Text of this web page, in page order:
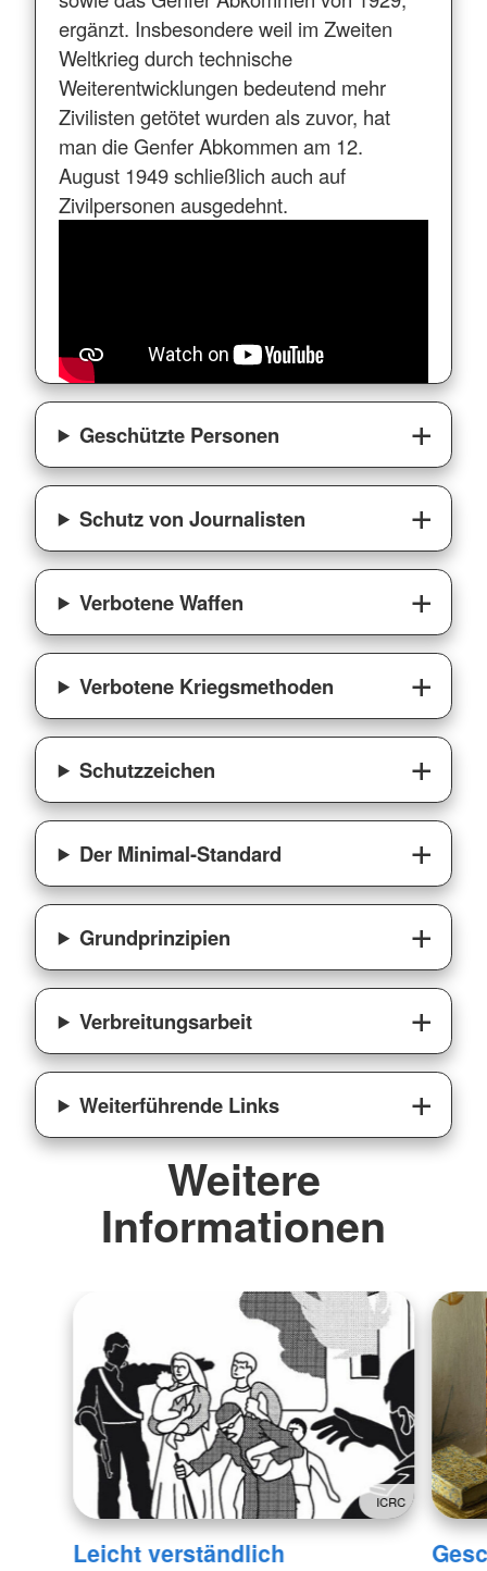
ergänzt. Insbesondere weil im Zweiten
Weltkrieg durch technische
Weiterentwicklungen bedeutend mehr
Zivilisten getötet wurden als zuvor, hat
man die Genfer Abkommen am 12.
August 1949 schließlich auch auf
Zivilpersonen ausgedehnt.
Geschützte Personen
Schutz von Journalisten
Verbotene Waffen
Verbotene Kriegsmethoden
Schutzzeichen
Der Minimal-Standard
Grundprinzipien
Verbreitungsarbeit
Weiterführende Links
Weitere
Informationen
ICRC
Leicht verständlich